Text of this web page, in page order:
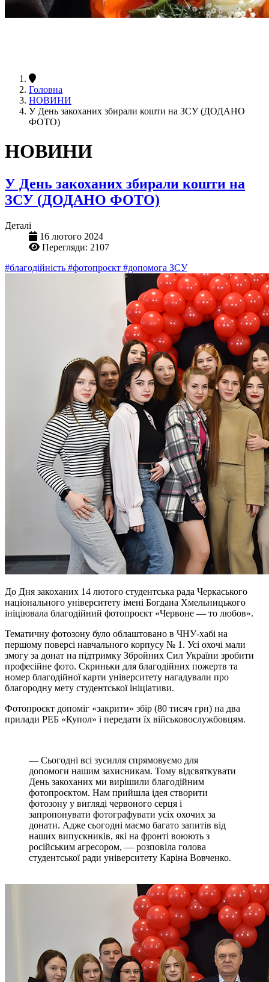
Головна
НОВИНИ
У День закоханих збирали кошти на ЗСУ (ДОДАНО
ФОТО)
НОВИНИ
У День закоханих збирали кошти на
ЗСУ (ДОДАНО ФОТО)
Деталі
16 лютого 2024
Перегляди: 2107
#благодійність #фотопроєкт #допомога ЗСУ
До Дня закоханих 14 лютого студентська рада Черкаського
національного університету імені Богдана Хмельницького
ініціювала благодійний фотопроєкт «Червоне — то любов».
Тематичну фотозону було облаштовано в ЧНУ-хабі на
першому поверсі навчального корпусу № 1. Усі охочі мали
змогу за донат на підтримку Збройних Сил України зробити
професійне фото. Скриньки для благодійних пожертв та
номер благодійної карти університету нагадували про
благородну мету студентської ініціативи.
Фотопроєкт допоміг «закрити» збір (80 тисяч грн) на два
прилади РЕБ «Купол» і передати їх військовослужбовцям.
— Сьогодні всі зусилля спрямовуємо для
допомоги нашим захисникам. Тому відсвяткувати
День закоханих ми вирішили благодійним
фотопроєктом. Нам прийшла ідея створити
фотозону у вигляді червоного серця і
запропонувати фотографувати усіх охочих за
донати. Адже сьогодні маємо багато запитів від
наших випускників, які на фронті воюють з
російським агресором, — розповіла голова
студентської ради університету Каріна Вовченко.